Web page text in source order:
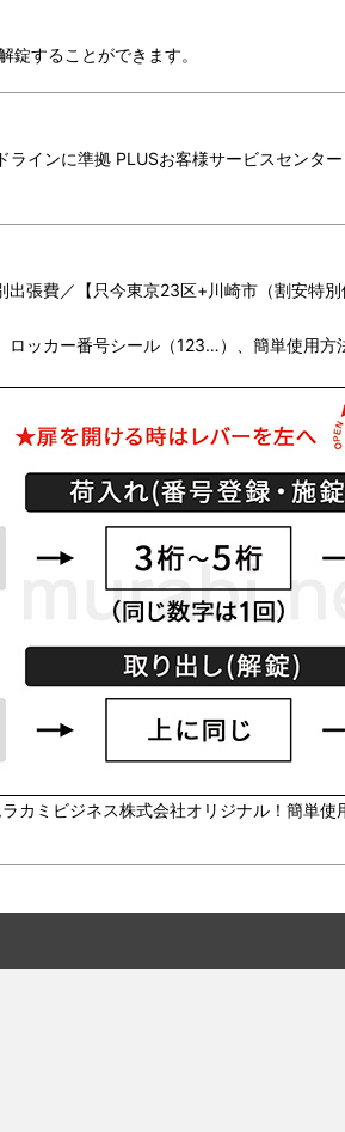
することができます。
インに準拠 PLUSお客様サービスセンター
張費／【只今東京23区+川崎市（割安特
ッカー番号シール（123…）、簡単使用方
ラカミビジネス株式会社オリジナル！簡単使